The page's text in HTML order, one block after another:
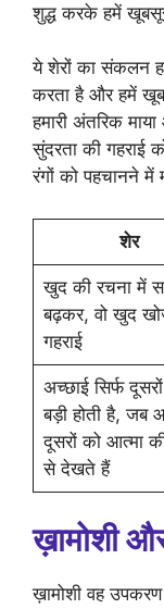
शुद्ध करके हमें
ये शेरों का संकलन
करता है और हमें
हमारी अंतरिक
सुंदरता की
रंगों को पहचानने
शेर
खुद की रचना में
बढ़कर, वो खुद
गहराई
अच्छाई सिर्फ
बड़ी होती है, जब
दूसरों को आत्मा
से देखते हैं
ख़ामोशी
ख़ामोशी वह उपकरण